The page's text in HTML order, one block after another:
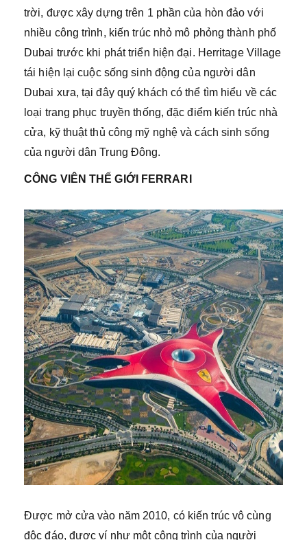
trời, được xây dựng trên 1 phần của hòn đảo với
nhiều công trình, kiến trúc nhỏ mô phỏng thành phố
Dubai trước khi phát triển hiện đại. Herritage Village
tái hiện lại cuộc sống sinh động của người dân
Dubai xưa, tại đây quý khách có thể tìm hiểu về các
loại trang phục truyền thống, đặc điểm kiến trúc nhà
cửa, kỹ thuật thủ công mỹ nghệ và cách sinh sống
của người dân Trung Đông.
CÔNG VIÊN THẾ GIỚI FERRARI
Được mở cửa vào năm 2010, có kiến trúc vô cùng
độc đáo, được ví như một công trình của người